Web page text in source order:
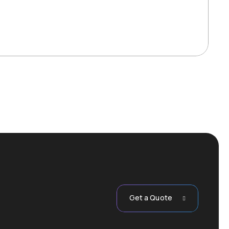
Get a Quote